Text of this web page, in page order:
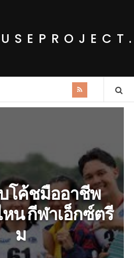
โค้ชมืออาชีพ
น กีฬาเอ็กซ์ตรี
ม